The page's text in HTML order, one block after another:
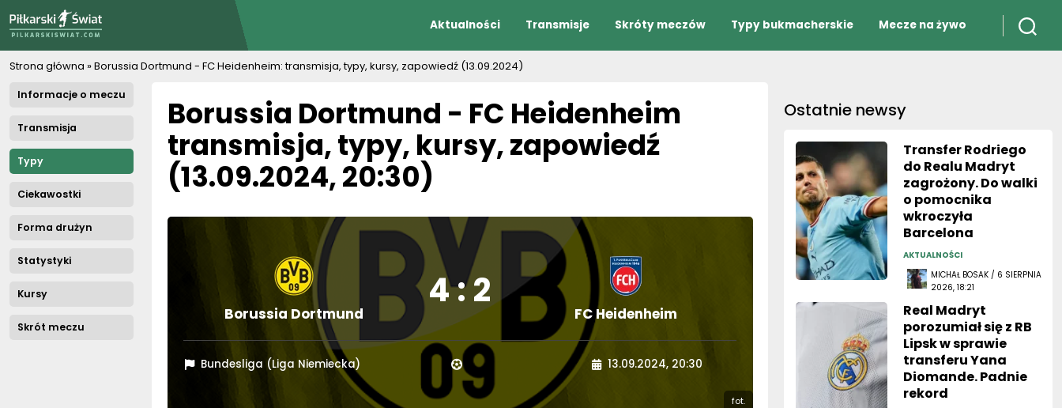
Aktualności Transmisje Skróty meczów Typy bukmacherskie Mecze na żywo
Strona główna »Borussia Dortmund - FC Heidenheim: transmisja, typy, kursy, zapowiedź (13.09.2024)
Informacje o meczu
Transmisja
Typy
Ciekawostki
Forma drużyn
Statystyki
Kursy
Skrót meczu
Borussia Dortmund - FC Heidenheim
transmisja, typy, kursy, zapowiedź
(13.09.2024, 20:30)
Borussia Dortmund
4 : 2
FC Heidenheim
Bundesliga (Liga Niemiecka) 13.09.2024, 20:30
fot.
Ostatnie newsy
Transfer Rodriego
do Realu Madryt
zagrożony. Do walki
o pomocnika
wkroczyła
Barcelona
AKTUALNOŚCI
MICHAŁ BOSAK / 6 SIERPNIA
2026, 18:21
Real Madryt
porozumiał się z RB
Lipsk w sprawie
transferu Yana
Diomande. Padnie
rekord